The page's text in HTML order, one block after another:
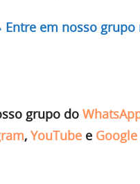
Entre em nosso
grupo do
, YouTube e